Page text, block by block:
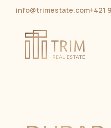
info@trimestate.com+421